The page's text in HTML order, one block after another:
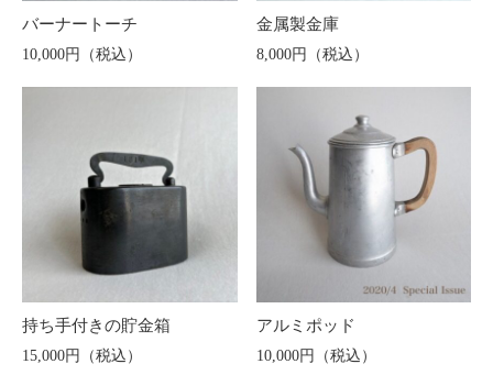
バーナートーチ
10,000円（税込）
金属製金庫
8,000円（税込）
持ち手付きの貯金箱
15,000円（税込）
アルミポッド
10,000円（税込）